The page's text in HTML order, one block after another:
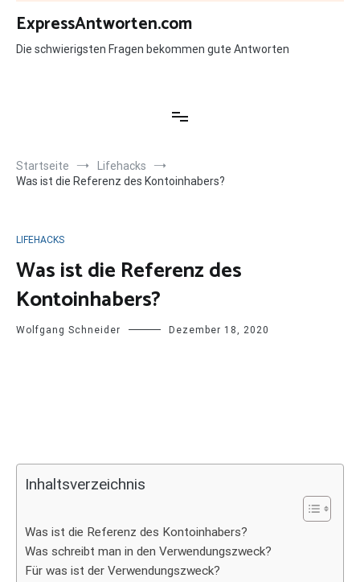
Zum
Inhalt
springen
ExpressAntworten.com
Die schwierigsten Fragen bekommen gute Antworten
Startseite
Lifehacks
Was ist die Referenz des Kontoinhabers?
LIFEHACKS
Was ist die Referenz des
Kontoinhabers?
Wolfgang Schneider Dezember 18, 2020
Inhaltsverzeichnis
Was ist die Referenz des Kontoinhabers?
Was schreibt man in den Verwendungszweck?
Für was ist der Verwendungszweck?